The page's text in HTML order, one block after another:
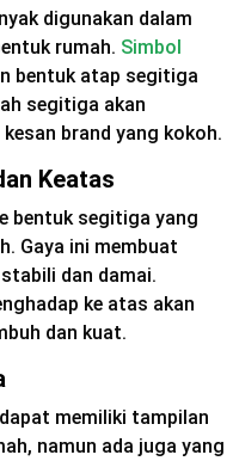
digunakan dalam
rumah. Simbol
bentuk atap segitiga
segitiga akan
brand yang kokoh.
Keatas
bentuk segitiga yang
Gaya ini membuat
stabili dan damai.
ke atas akan
dan kuat.
memiliki tampilan
namun ada juga yang